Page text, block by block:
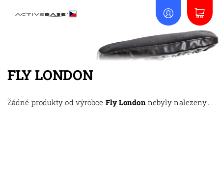
FLY LONDON
Žádné produkty od výrobce Fly Londonnebyly nalezeny....